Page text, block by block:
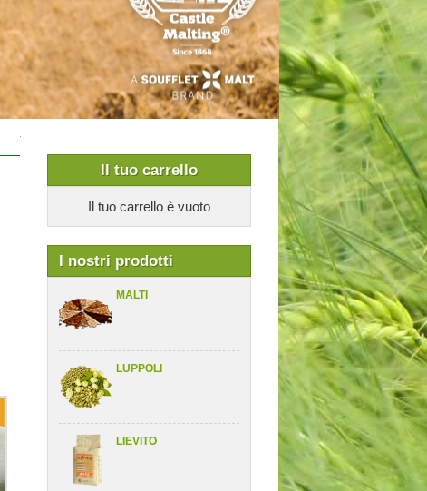
Il tuo carrello
Il tuo carrello è vuoto
I nostri prodotti
MALTI
LUPPOLI
LIEVITO